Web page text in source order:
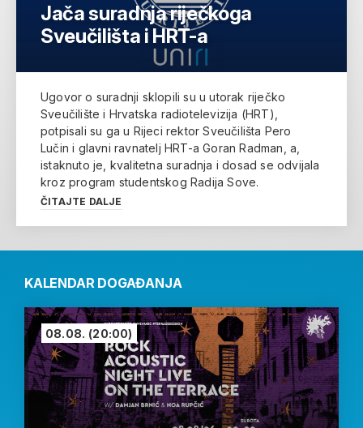
Jača suradnja riječkoga
Sveučilišta i HRT-a
Ugovor o suradnji sklopili su u utorak riječko
Sveučilište i Hrvatska radiotelevizija (HRT),
potpisali su ga u Rijeci rektor Sveučilišta Pero
Lučin i glavni ravnatelj HRT-a Goran Radman, a,
istaknuto je, kvalitetna suradnja i dosad se odvijala
kroz program studentskog Radija Sove.
ČITAJTE DALJE
KALENDAR DOGAĐANJA
08.08. (20:00)